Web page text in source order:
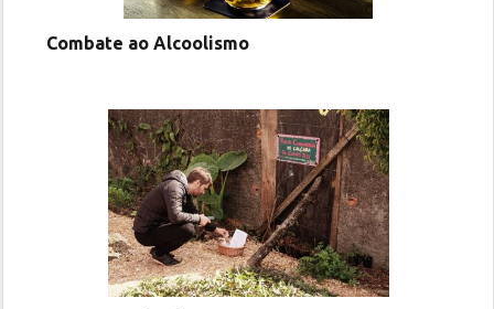
Combate ao Alcoolismo